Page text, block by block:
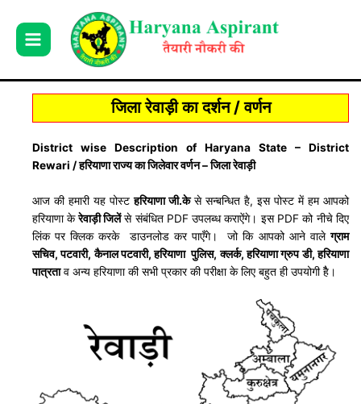
content
जिला रेवाड़ी का दर्शन / वर्णन
District wise Description of Haryana State – District
Rewari / हरियाणा राज्य का जिलेवार वर्णन – जिला रेवाड़ी
आज की हमारी यह पोस्टहरियाणा जी.केसे सन्बन्धित है, इस पोस्ट में हम आपको
हरियाणा केरेवाड़ी जिलेंसे संबंधित PDF उपलब्ध कराऐंगे। इस PDF को नीचे दिए
लिंक पर क्लिक करके डाउनलोड कर पाएँगे। जो कि आपको आने वालेग्राम
सचिव, पटवारी, कैनाल पटवारी, हरियाणा पुलिस, क्लर्क, हरियाणा ग्रुप डी, हरियाणा
पात्रताव अन्य हरियाणा की सभी प्रकार की परीक्षा के लिए बहुत ही उपयोगी हैै।